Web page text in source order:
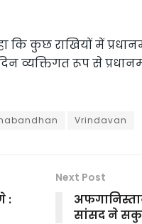
कि कुछ राखियों में
व्यक्तिगत रूप से
Vrindavan
:
Next Post
सांसद ने